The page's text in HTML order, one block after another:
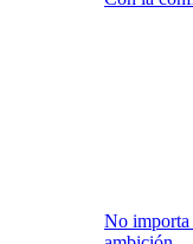
No importa